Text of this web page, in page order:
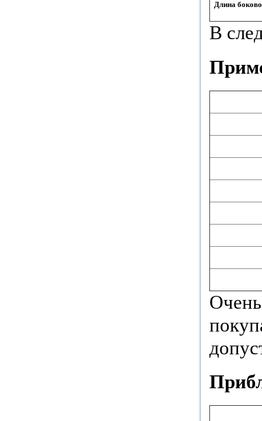
Длина
В